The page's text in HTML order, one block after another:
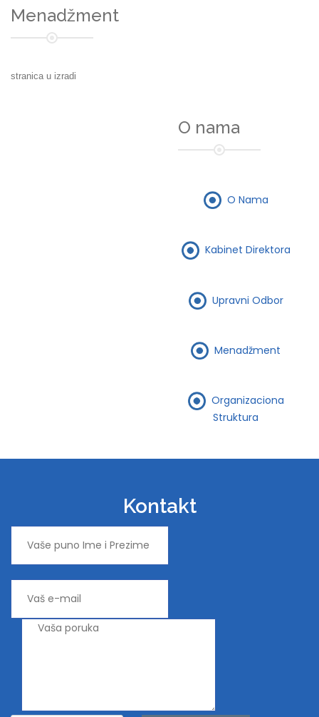
Menadžment
stranica u izradi
O nama
O Nama
Kabinet Direktora
Upravni Odbor
Menadžment
Organizaciona
Struktura
Kontakt